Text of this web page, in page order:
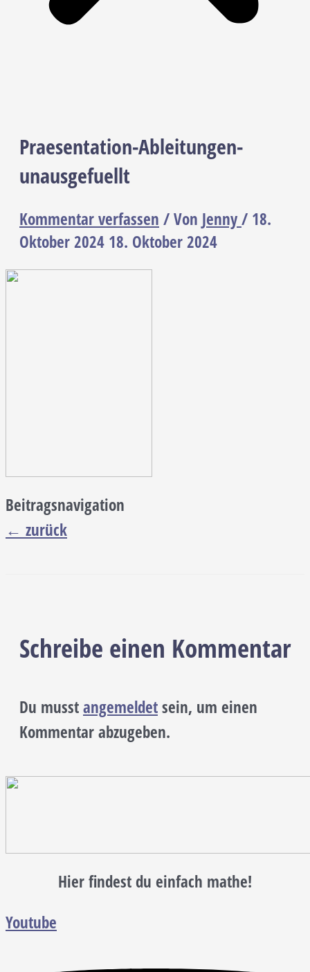
Praesentation-Ableitungen-
unausgefuellt
Kommentar verfassen / Von Jenny/ 18.
Oktober 2024 18. Oktober 2024
Beitragsnavigation
← zurück
Schreibe einen Kommentar
Du musstangemeldetsein, um einen
Kommentar abzugeben.
Hier findest du einfach mathe!
Youtube